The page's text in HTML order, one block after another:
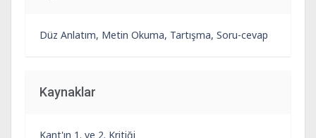
Düz Anlatım, Metin Okuma, Tartışma, Soru-cevap
Kaynaklar
Kant'ın 1. ve 2. Kritiği